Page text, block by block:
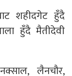
शहीदगेट हुँदै
हुँदै मैतीदेवी
लैनचौर,